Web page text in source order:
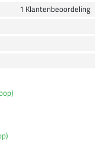
1 Klantenbeoordeling